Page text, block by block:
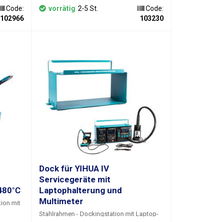
durch
je
die
Code:
102966
entweder 6 oder 7 Stifte (siehe Bild). Sie
können beide Varianten in unserem
vorrätig 2-5 St.
Code:
103230
mit
Dock für YIHUA IV
Servicegeräte mit
Laptophalterung und
Multimeter
Stahlrahmen - Dockingstation mit Laptop-